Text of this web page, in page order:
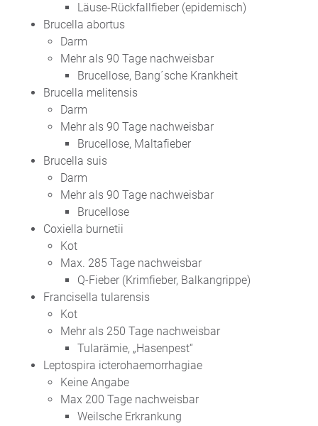
Läuse-Rückfallfieber (epidemisch)
Brucella abortus
Darm
Mehr als 90 Tage nachweisbar
Brucellose, Bang´sche Krankheit
Brucella melitensis
Darm
Mehr als 90 Tage nachweisbar
Brucellose, Maltafieber
Brucella suis
Darm
Mehr als 90 Tage nachweisbar
Brucellose
Coxiella burnetii
Kot
Max. 285 Tage nachweisbar
Q-Fieber (Krimfieber, Balkangrippe)
Francisella tularensis
Kot
Mehr als 250 Tage nachweisbar
Tularämie, „Hasenpest“
Leptospira icterohaemorrhagiae
Keine Angabe
Max 200 Tage nachweisbar
Weilsche Erkrankung